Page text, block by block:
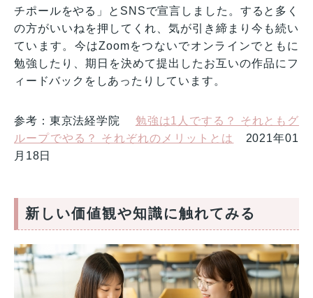
チポールをやる」とSNSで宣言しました。すると多く
の方がいいねを押してくれ、気が引き締まり今も続い
ています。今はZoomをつないでオンラインでともに
勉強したり、期日を決めて提出したお互いの作品にフ
ィードバックをしあったりしています。
参考：東京法経学院 勉強は1人でする？ それともグ
ループでやる？ それぞれのメリットとは
2021年01
月18日
新しい価値観や知識に触れてみる